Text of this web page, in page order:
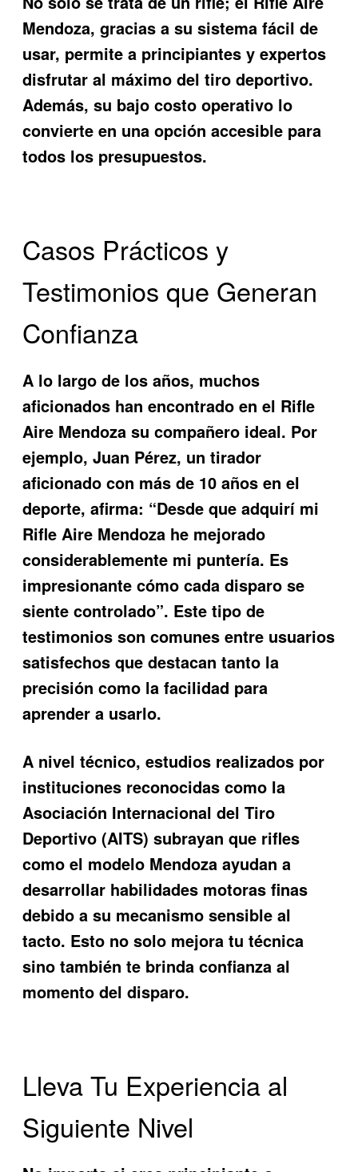
Mendoza, gracias a su sistema fácil de
usar, permite a principiantes y expertos
disfrutar al máximo del tiro deportivo.
Además, su bajo costo operativo lo
convierte en una opción accesible para
todos los presupuestos.
Casos Prácticos y
Testimonios que Generan
Confianza
A lo largo de los años, muchos
aficionados han encontrado en el Rifle
Aire Mendoza su compañero ideal. Por
ejemplo, Juan Pérez, un tirador
aficionado con más de 10 años en el
deporte, afirma: “Desde que adquirí mi
Rifle Aire Mendoza he mejorado
considerablemente mi puntería. Es
impresionante cómo cada disparo se
siente controlado”. Este tipo de
testimonios son comunes entre usuarios
satisfechos que destacan tanto la
precisión como la facilidad para
aprender a usarlo.
A nivel técnico, estudios realizados por
instituciones reconocidas como la
Asociación Internacional del Tiro
Deportivo (AITS) subrayan que rifles
como el modelo Mendoza ayudan a
desarrollar habilidades motoras finas
debido a su mecanismo sensible al
tacto. Esto no solo mejora tu técnica
sino también te brinda confianza al
momento del disparo.
Lleva Tu Experiencia al
Siguiente Nivel